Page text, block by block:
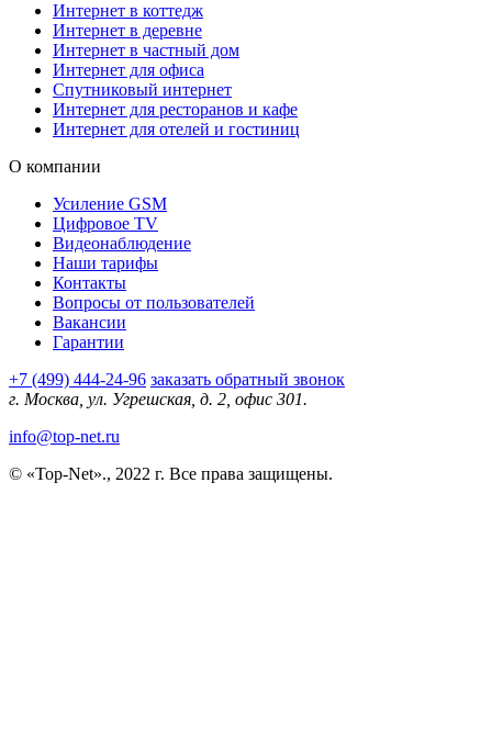
Интернет в коттедж
Интернет в деревне
Интернет в частный дом
Интернет для офиса
Спутниковый интернет
Интернет для ресторанов и кафе
Интернет для отелей и гостиниц
О компании
Усиление GSM
Цифровое TV
Видеонаблюдение
Наши тарифы
Контакты
Вопросы от пользователей
Вакансии
Гарантии
+7 (499) 444-24-96 заказать обратный звонок
г. Москва, ул. Угрешская, д. 2, офис 301.
info@top-net.ru
© «Top-Net»., 2022 г. Все права защищены.